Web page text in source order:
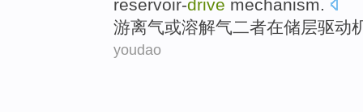
reservoir-drive mechanism.
游离气或溶解气二者在储层驱动
youdao